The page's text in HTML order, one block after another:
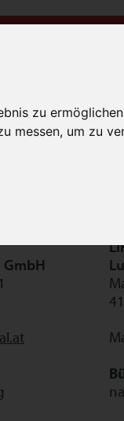
zu
messen, um zu